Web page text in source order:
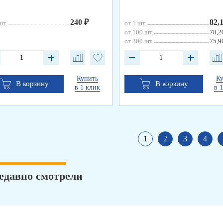
240 ₽
В корзину
Купить
в 1 клик
от 1 шт.
от 100 шт.
от 300 шт.
В корзину
в
1 2 3 4
смотрели